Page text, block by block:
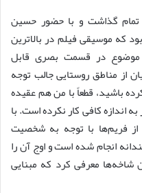
گذاشت و با حضور حسین
که موسیقی فیلم در بالاترین
موضوع در قسمت بصری قابل
از مناطق روستایی جالب توجه
باشید، قطعاً با من هم عقیده
اندازه کافی کار نکرده است. با
از فریم‌ها با توجه به شخصیت
انجام شده است و اوج آن را
معرفی کرد که مبنایی